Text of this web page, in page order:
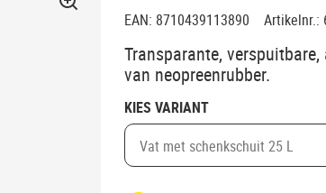
EAN: 8710439113890 Artikelnr.:
Transparante,
van neopreenrubber.
KIES VARIANT
Vat met schenkschuit 25 L